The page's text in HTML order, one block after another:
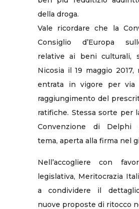
della droga.
Vale ricordare che la
Consiglio d’Europa
relative ai beni culturali,
Nicosia il 19 maggio 2017,
entrata in vigore per via
raggiungimento del
ratifiche. Stessa sorte per
Convenzione di Delphi
tema, aperta alla firma nel
Nell’accogliere con
legislativa, Meritocrazia
a condividere il
nuove proposte di ritocco